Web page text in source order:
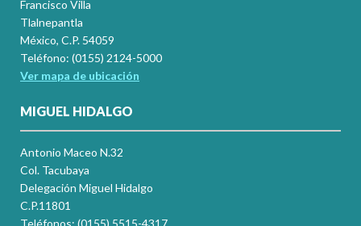
Francisco Villa
Tlalnepantla
México, C.P. 54059
Teléfono: (0155) 2124-5000
Ver mapa de ubicación
MIGUEL HIDALGO
Antonio Maceo N.32
Col. Tacubaya
Delegación Miguel Hidalgo
C.P.11801